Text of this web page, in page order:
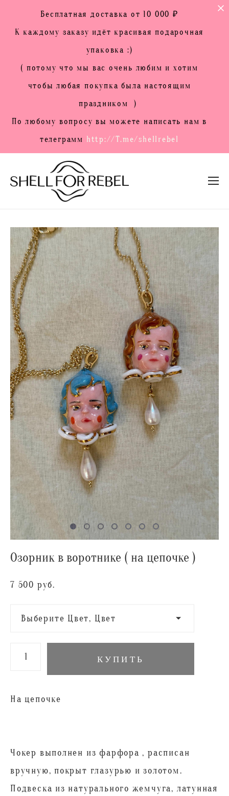
Бесплатная доставка от 10 000 ₽
К каждому заказу идёт красивая подарочная
упаковка :)
( потому что мы вас очень любим и хотим
чтобы любая покупка была настоящим
праздником )
По любому вопросу вы можете написать нам в
телеграмм
http://T.me/shellrebel
Озорник в воротнике ( на цепочке )
7 500 pуб.
Выберите Цвет, Цвет
КУПИТЬ
На цепочке
Чокер выполнен из фарфора , расписан
вручную, покрыт глазурью и золотом.
Подвеска из натурального жемчуга, латунная